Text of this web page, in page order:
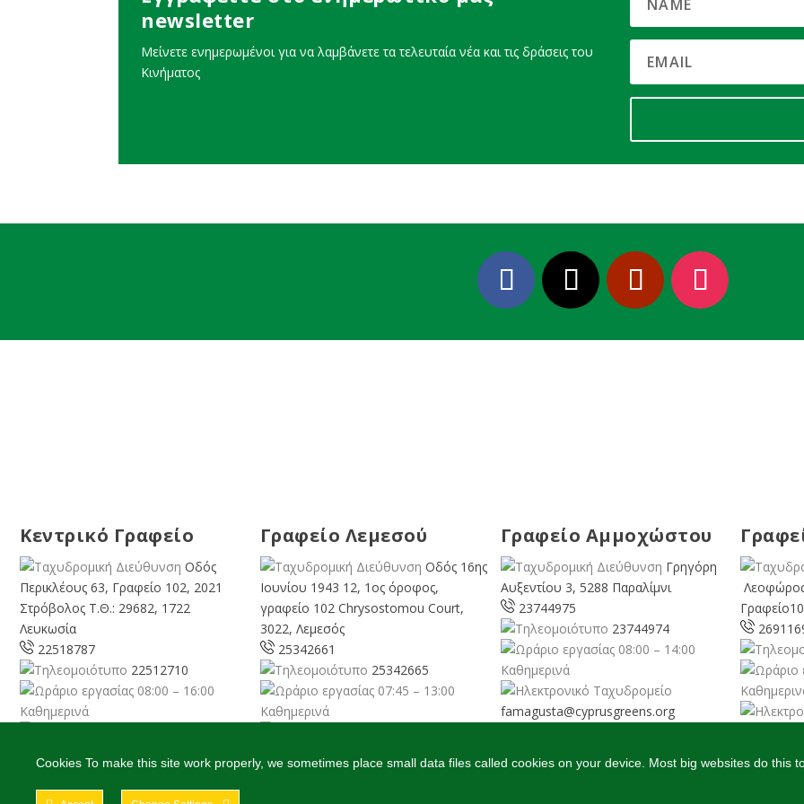
newsletter
Μείνετε ενημερωμένοι για να λαμβάνετε τα τελευταία νέα και τις δράσεις του
Κινήματος
Κεντρικό Γραφείο
Οδός
Περικλέους 63, Γραφείο 102, 2021
Στρόβολος Τ.Θ.: 29682, 1722
Λευκωσία
22518787
22512710
08:00 – 16:00
Καθημερινά
Γραφείο Λεμεσού
Οδός 16ης
Ιουνίου 1943 12, 1ος όροφος,
γραφείο 102 Chrysostomou Court,
3022, Λεμεσός
25342661
25342665
07:45 – 13:00
Καθημερινά
Γραφείο Αμμοχώστου
Γρηγόρη
Αυξεντίου 3, 5288 Παραλίμνι
23744975
23744974
08:00 – 14:00
Καθημερινά
famagusta@cyprusgreens.org
Cookies To make this site work properly, we sometimes place small data files called cookies on your device. Most big websites do this